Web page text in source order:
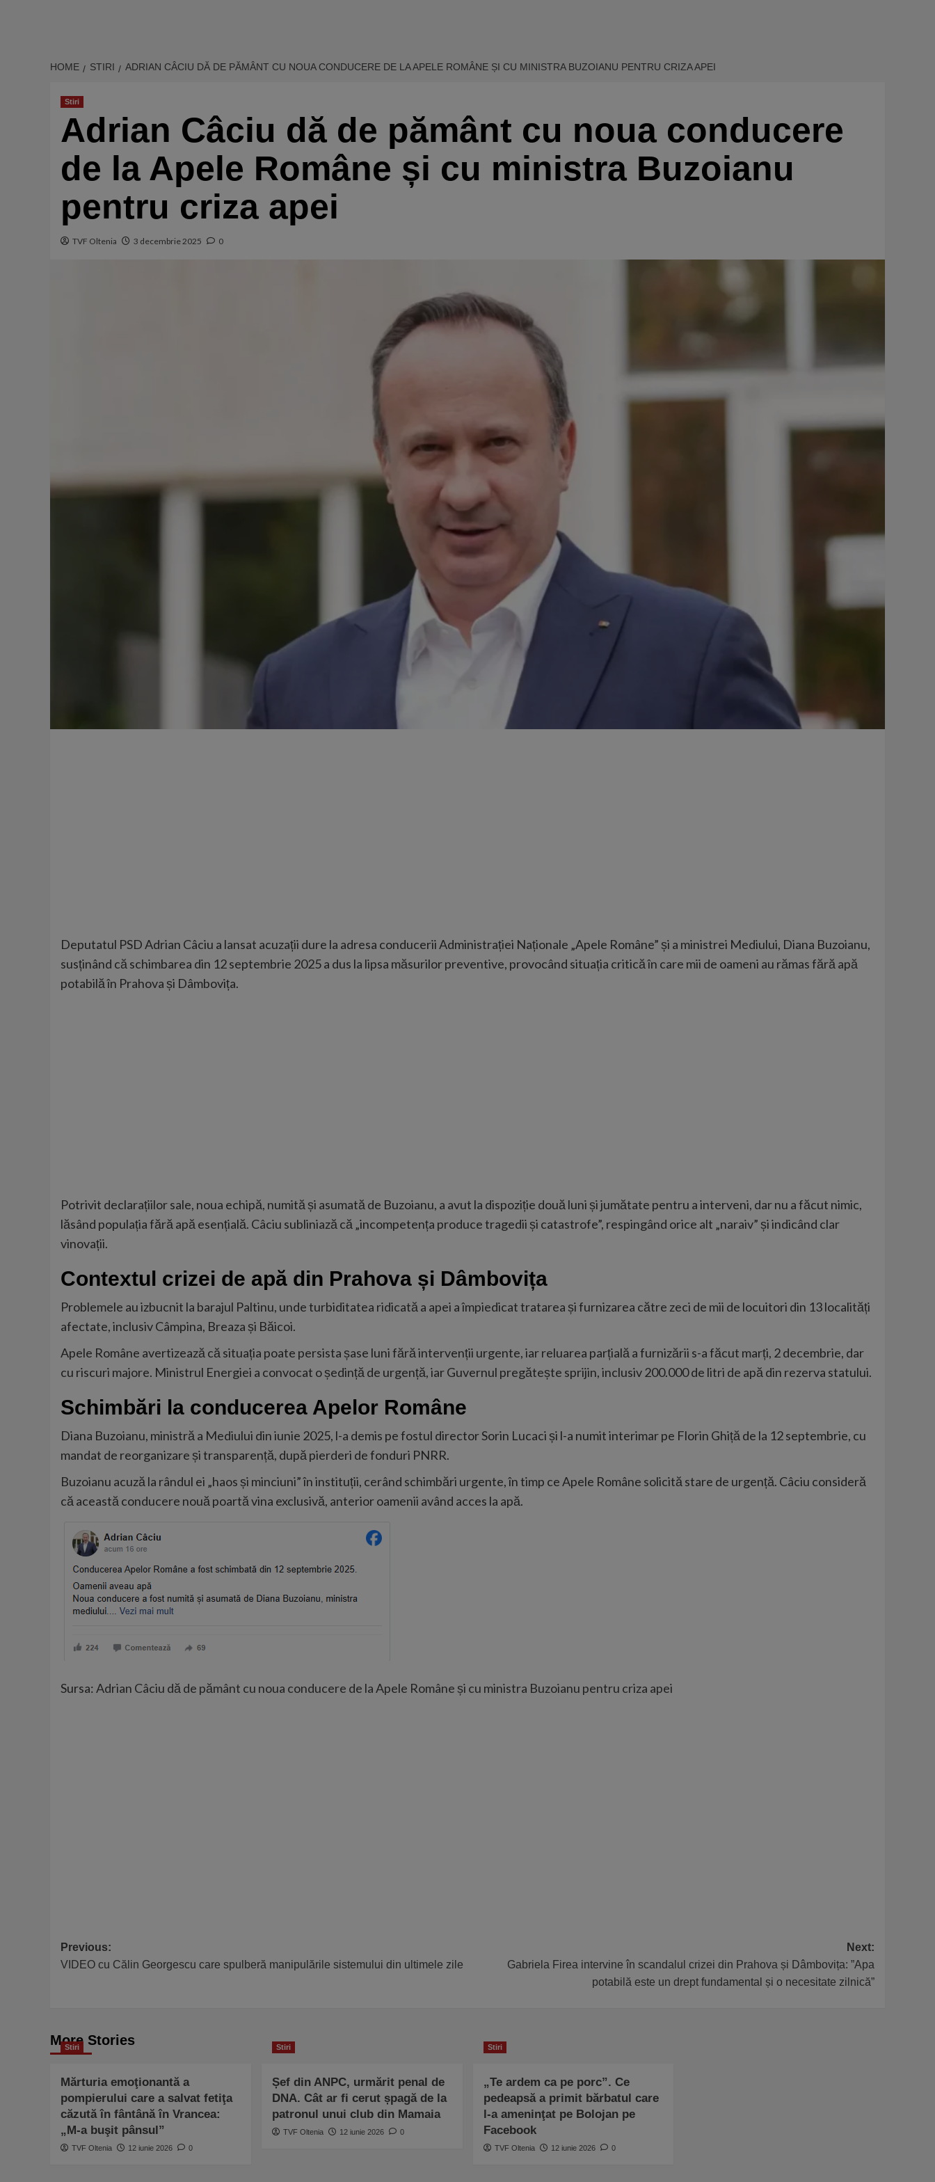
HOME STIRI ADRIAN CÂCIU DĂ DE PĂMÂNT CU NOUA CONDUCERE DE LA APELE ROMÂNE ȘI CU MINISTRA BUZOIANU PENTRU CRIZA APEI
Stiri
Adrian Câciu dă de pământ cu noua conducere
de la Apele Române și cu ministra Buzoianu
pentru criza apei
TVF Oltenia 3 decembrie 2025 0
Deputatul PSD Adrian Câciu a lansat acuzații dure la adresa conducerii Administrației Naționale „Apele Române” și a ministrei Mediului, Diana Buzoianu,
susținând că schimbarea din 12 septembrie 2025 a dus la lipsa măsurilor preventive, provocând situația critică în care mii de oameni au rămas fără apă
potabilă în Prahova și Dâmbovița.
Potrivit declarațiilor sale, noua echipă, numită și asumată de Buzoianu, a avut la dispoziție două luni și jumătate pentru a interveni, dar nu a făcut nimic,
lăsând populația fără apă esențială. Câciu subliniază că „incompetența produce tragedii și catastrofe”, respingând orice alt „naraiv” și indicând clar
vinovații.​
Contextul crizei de apă din Prahova și Dâmbovița
Problemele au izbucnit la barajul Paltinu, unde turbiditatea ridicată a apei a împiedicat tratarea și furnizarea către zeci de mii de locuitori din 13 localități
afectate, inclusiv Câmpina, Breaza și Băicoi.
Apele Române avertizează că situația poate persista șase luni fără intervenții urgente, iar reluarea parțială a furnizării s-a făcut marți, 2 decembrie, dar
cu riscuri majore. Ministrul Energiei a convocat o ședință de urgență, iar Guvernul pregătește sprijin, inclusiv 200.000 de litri de apă din rezerva statului.​
Schimbări la conducerea Apelor Române
Diana Buzoianu, ministră a Mediului din iunie 2025, l-a demis pe fostul director Sorin Lucaci și l-a numit interimar pe Florin Ghiță de la 12 septembrie, cu
mandat de reorganizare și transparență, după pierderi de fonduri PNRR.
Buzoianu acuză la rândul ei „haos și minciuni” în instituții, cerând schimbări urgente, în timp ce Apele Române solicită stare de urgență. Câciu consideră
că această conducere nouă poartă vina exclusivă, anterior oamenii având acces la apă.
Sursa: Adrian Câciu dă de pământ cu noua conducere de la Apele Române și cu ministra Buzoianu pentru criza apei
Post
navigation
Previous:
VIDEO cu Călin Georgescu care spulberă manipulările sistemului din ultimele zile
Next:
Gabriela Firea intervine în scandalul crizei din Prahova și Dâmbovița: ”Apa
potabilă este un drept fundamental și o necesitate zilnică”
More Stories
Stiri
Mărturia emoţionantă a
pompierului care a salvat fetiţa
căzută în fântână în Vrancea:
„M-a buşit pânsul”
TVF Oltenia 12 iunie 2026 0
Stiri
Șef din ANPC, urmărit penal de
DNA. Cât ar fi cerut șpagă de la
patronul unui club din Mamaia
TVF Oltenia 12 iunie 2026 0
Stiri
„Te ardem ca pe porc”. Ce
pedeapsă a primit bărbatul care
l-a ameninţat pe Bolojan pe
Facebook
TVF Oltenia 12 iunie 2026 0